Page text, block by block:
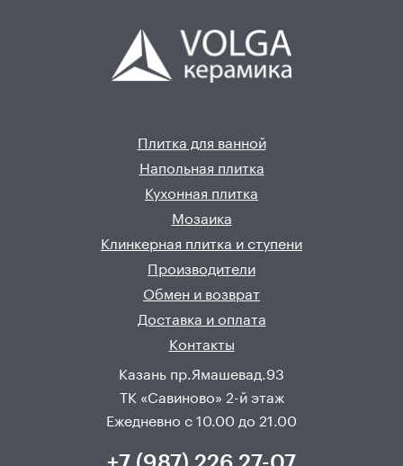
Плитка для ванной
Напольная плитка
Кухонная плитка
Мозаика
Клинкерная плитка и ступени
Производители
Обмен и возврат
Доставка и оплата
Контакты
Казань пр.Ямашевад.93
ТК «Савиново» 2-й этаж
Ежедневно с 10.00 до 21.00